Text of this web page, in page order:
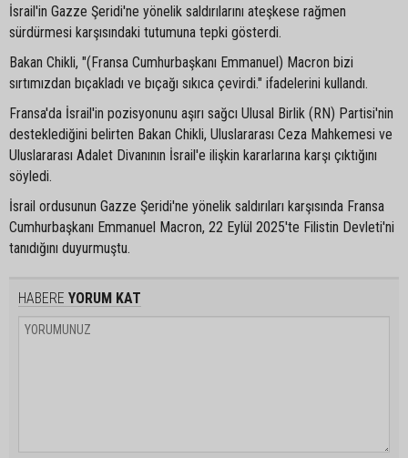
İsrail'in Gazze Şeridi'ne yönelik saldırılarını ateşkese rağmen
sürdürmesi karşısındaki tutumuna tepki gösterdi.
Bakan Chikli, "(Fransa Cumhurbaşkanı Emmanuel) Macron bizi
sırtımızdan bıçakladı ve bıçağı sıkıca çevirdi." ifadelerini kullandı.
Fransa'da İsrail'in pozisyonunu aşırı sağcı Ulusal Birlik (RN) Partisi'nin
desteklediğini belirten Bakan Chikli, Uluslararası Ceza Mahkemesi ve
Uluslararası Adalet Divanının İsrail'e ilişkin kararlarına karşı çıktığını
söyledi.
İsrail ordusunun Gazze Şeridi'ne yönelik saldırıları karşısında Fransa
Cumhurbaşkanı Emmanuel Macron, 22 Eylül 2025'te Filistin Devleti'ni
tanıdığını duyurmuştu.
HABERE YORUM KAT